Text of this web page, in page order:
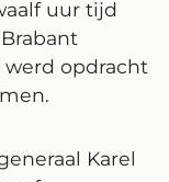
uur tijd
werd opdracht
Karel